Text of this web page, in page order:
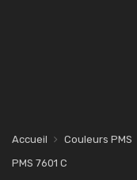
Accueil Couleurs PMS
PMS 7601 C